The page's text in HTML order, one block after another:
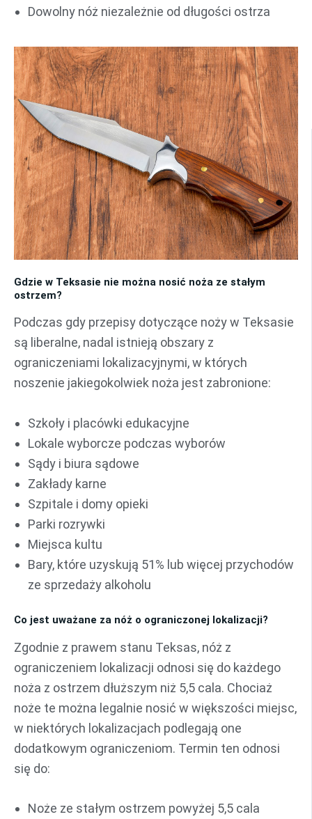
Dowolny nóż niezależnie od długości ostrza
Gdzie w Teksasie nie można nosić noża ze stałym
ostrzem?
Podczas gdy przepisy dotyczące noży w Teksasie
są liberalne, nadal istnieją obszary z
ograniczeniami lokalizacyjnymi, w których
noszenie jakiegokolwiek noża jest zabronione:
Szkoły i placówki edukacyjne
Lokale wyborcze podczas wyborów
Sądy i biura sądowe
Zakłady karne
Szpitale i domy opieki
Parki rozrywki
Miejsca kultu
Bary, które uzyskują 51% lub więcej przychodów
ze sprzedaży alkoholu
Co jest uważane za nóż o ograniczonej lokalizacji?
Zgodnie z prawem stanu Teksas, nóż z
ograniczeniem lokalizacji odnosi się do każdego
noża z ostrzem dłuższym niż 5,5 cala. Chociaż
noże te można legalnie nosić w większości miejsc,
w niektórych lokalizacjach podlegają one
dodatkowym ograniczeniom. Termin ten odnosi
się do:
Noże ze stałym ostrzem powyżej 5,5 cala